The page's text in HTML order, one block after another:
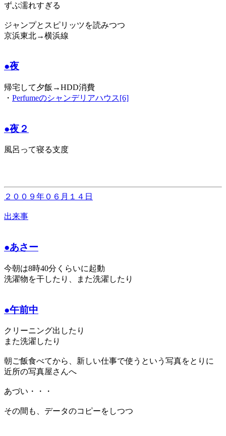
ずぶ濡れすぎる
ジャンプとスピリッツを読みつつ
京浜東北→横浜線
●夜
帰宅して夕飯→HDD消費
・ Perfumeのシャンデリアハウス[6]
●夜２
風呂って寝る支度
２００９年０６月１４日
出来事
●あさー
今朝は8時40分くらいに起動
洗濯物を干したり、また洗濯したり
●午前中
クリーニング出したり
また洗濯したり
朝ご飯食べてから、新しい仕事で使うという写真をとりに
近所の写真屋さんへ
あづい・・・
その間も、データのコピーをしつつ